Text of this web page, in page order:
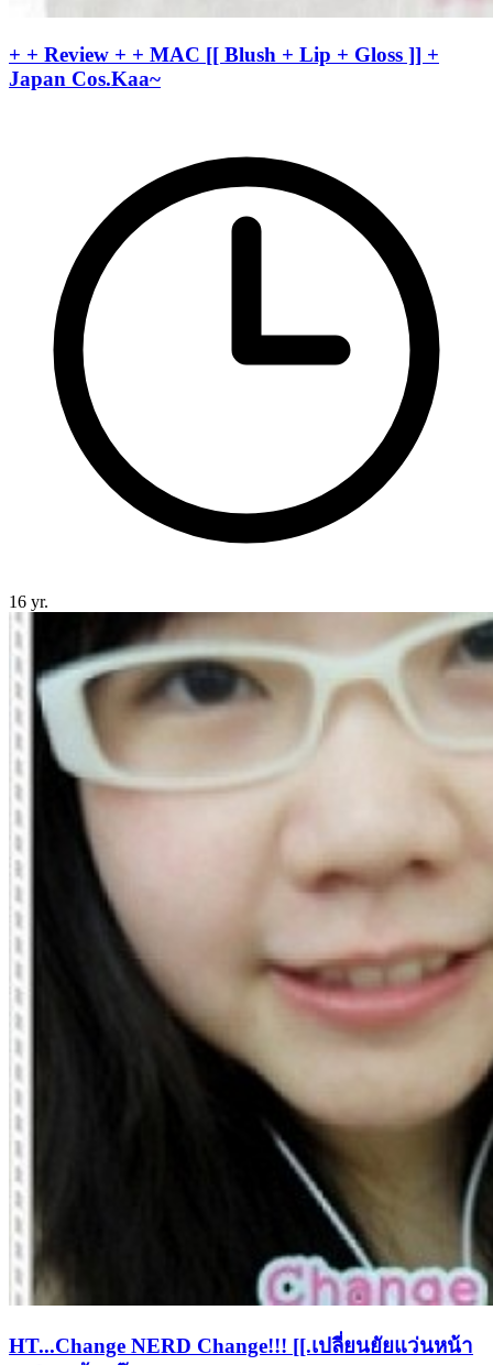
+ + Review + + MAC [[ Blush + Lip + Gloss ]] +
Japan Cos.Kaa~
16 yr.
HT...Change NERD Change!!! [[.เปลี่ยนยัยแว่นหน้า